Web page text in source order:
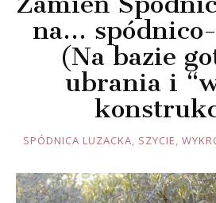
na…
(Na bazie
ubrania i
JOULE
SPÓDNICA LUZACKA, SZYCIE,